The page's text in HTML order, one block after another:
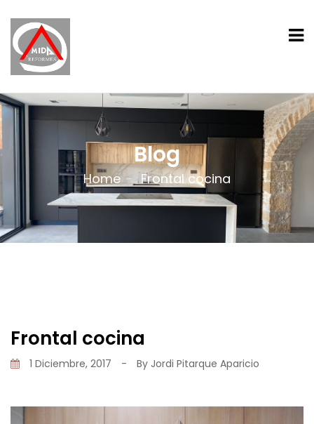
Blog
Home Frontal cocina
Frontal cocina
1 Diciembre, 2017 - By Jordi Pitarque Aparicio